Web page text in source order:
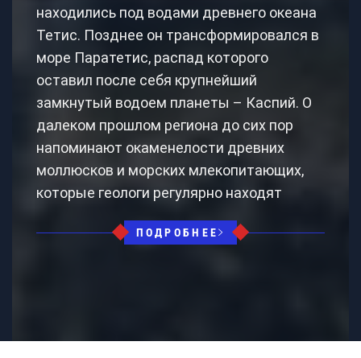
находились под водами древнего океана
Тетис. Позднее он трансформировался в
море Паратетис, распад которого
оставил после себя крупнейший
замкнутый водоем планеты – Каспий. О
далеком прошлом региона до сих пор
напоминают окаменелости древних
моллюсков и морских млекопитающих,
которые геологи регулярно находят
ПОДРОБНЕЕ